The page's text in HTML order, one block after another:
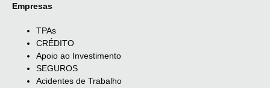
Empresas
TPAs
CRÉDITO
Apoio ao Investimento
SEGUROS
Acidentes de Trabalho